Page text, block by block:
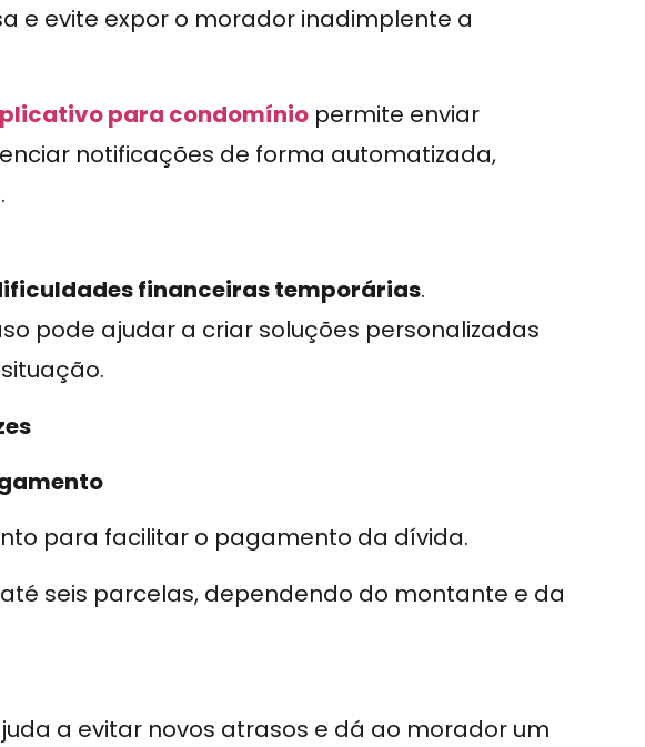
e evite expor o morador inadimplente a
para condomínio permite enviar
notificações de forma automatizada,
financeiras temporárias.
pode ajudar a criar soluções personalizadas
para facilitar o pagamento da dívida.
seis parcelas, dependendo do montante e da
a evitar novos atrasos e dá ao morador um